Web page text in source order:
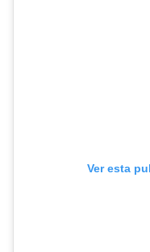
Ver esta